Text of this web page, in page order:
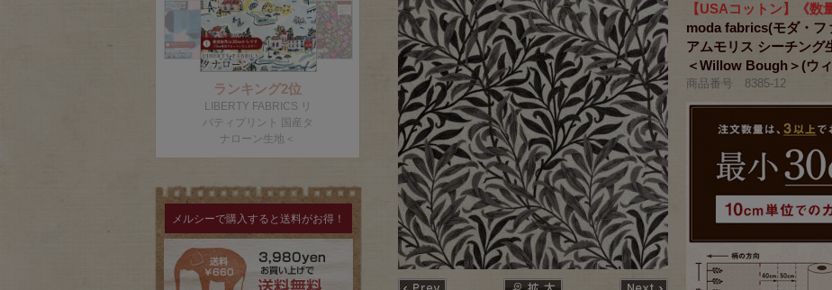
メルシーで購入すると送料がお得！
【USAコットン】《数
moda fabrics(モダ・フ
アムモリス シーチング
＜Willow Bough＞(ウ
商品番号 8385-12